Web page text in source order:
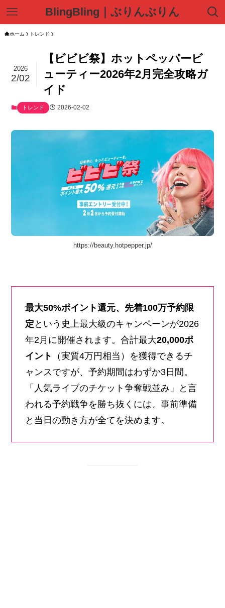
BlingBling｜ぶりんぶりん
ホーム トレンド
【ビビビ祭】ホットペッパービ
ューティー2026年2月完全攻略ガ
イド
2026
2/02
トレンド 2026-02-02
https://beauty.hotpepper.jp/
最大50%ポイント還元、先着100万予約限
定 という史上最大級のキャンペーンが2026
年2月に開催されます。合計最大20,000ポ
イント
（実質4万円相当）を獲得できるチ
ャンスですが、予約期間はわずか3日間。
「人気ライブのチケット争奪戦並み」と言
われる予約戦争を勝ち抜くには、事前準備
と当日の動き方が全てを決めます。